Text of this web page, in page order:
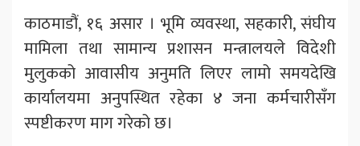
काठमाडौं, १६ असार । भूमि व्यवस्था, सहकारी, संघीय
मामिला तथा सामान्य प्रशासन मन्त्रालयले विदेशी
मुलुकको आवासीय अनुमति लिएर लामो समयदेखि
कार्यालयमा अनुपस्थित रहेका ४ जना कर्मचारीसँग
स्पष्टीकरण माग गरेको छ।